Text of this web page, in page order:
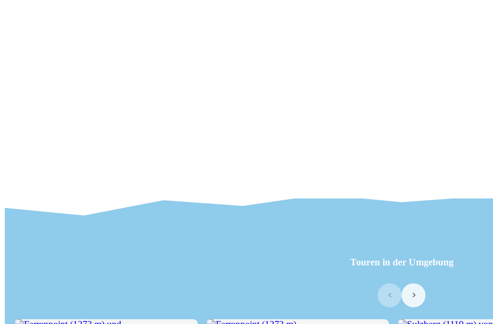
Touren in der Umgebung
‹ ›